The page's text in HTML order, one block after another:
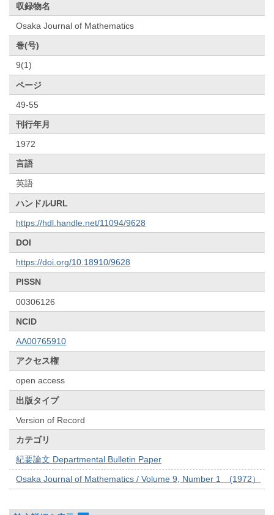
収録物名
Osaka Journal of Mathematics
巻(号)
9(1)
ページ
49-55
刊行年月
1972
言語
英語
ハンドルURL
https://hdl.handle.net/11094/9628
DOI
https://doi.org/10.18910/9628
PISSN
00306126
NCID
AA00765910
アクセス権
open access
出版タイプ
Version of Record
カテゴリ
紀要論文 Departmental Bulletin Paper
Osaka Journal of Mathematics / Volume 9, Number 1 (1972）